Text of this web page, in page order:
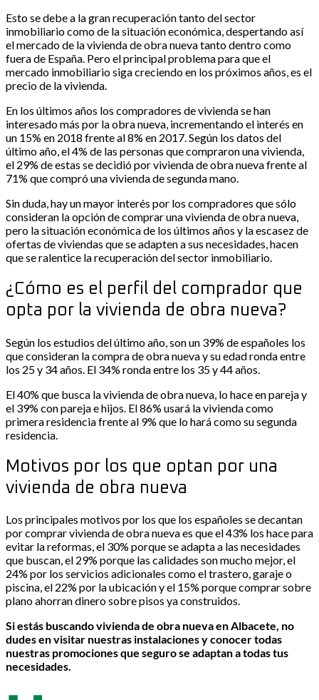
Esto se debe a la gran recuperación tanto del sector
inmobiliario como de la situación económica, despertando así
el mercado de la vivienda de obra nueva tanto dentro como
fuera de España. Pero el principal problema para que el
mercado inmobiliario siga creciendo en los próximos años, es el
precio de la vivienda.
En los últimos años los compradores de vivienda se han
interesado más por la obra nueva, incrementando el interés en
un 15% en 2018 frente al 8% en 2017. Según los datos del
último año, el 4% de las personas que compraron una vivienda,
el 29% de estas se decidió por vivienda de obra nueva frente al
71% que compró una vivienda de segunda mano.
Sin duda, hay un mayor interés por los compradores que sólo
consideran la opción de comprar una vivienda de obra nueva,
pero la situación económica de los últimos años y la escasez de
ofertas de viviendas que se adapten a sus necesidades, hacen
que se ralentice la recuperación del sector inmobiliario.
¿Cómo es el perfil del comprador que
opta por la vivienda de obra nueva?
Según los estudios del último año, son un 39% de españoles los
que consideran la compra de obra nueva y su edad ronda entre
los 25 y 34 años. El 34% ronda entre los 35 y 44 años.
El 40% que busca la vivienda de obra nueva, lo hace en pareja y
el 39% con pareja e hijos. El 86% usará la vivienda como
primera residencia frente al 9% que lo hará como su segunda
residencia.
Motivos por los que optan por una
vivienda de obra nueva
Los principales motivos por los que los españoles se decantan
por comprar vivienda de obra nueva es que el 43% los hace para
evitar la reformas, el 30% porque se adapta a las necesidades
que buscan, el 29% porque las calidades son mucho mejor, el
24% por los servicios adicionales como el trastero, garaje o
piscina, el 22% por la ubicación y el 15% porque comprar sobre
plano ahorran dinero sobre pisos ya construidos.
Si estás buscando vivienda de obra nueva en Albacete, no
dudes en visitar nuestras instalaciones y conocer todas
nuestras promociones que seguro se adaptan a todas tus
necesidades.